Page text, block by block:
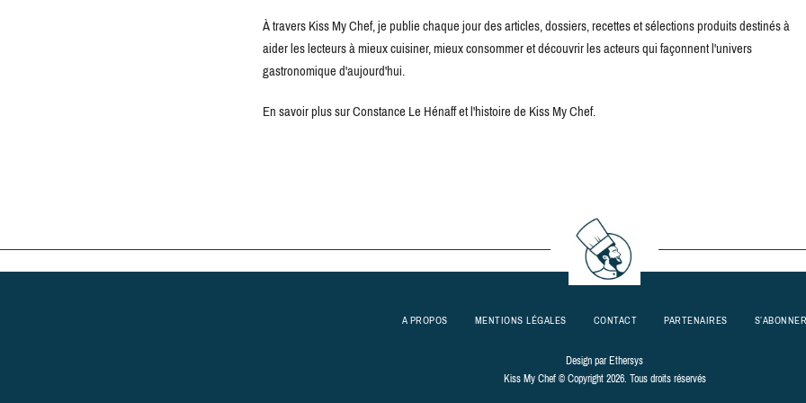
À travers Kiss My Chef, je publie chaque jour des articles, dossiers, recettes et sélections produits destinés à
aider les lecteurs à mieux cuisiner, mieux consommer et découvrir les acteurs qui façonnent l'univers
gastronomique d'aujourd'hui.
En savoir plus sur Constance Le Hénaff et l'histoire de Kiss My Chef.
A PROPOS MENTIONS LÉGALES CONTACT PARTENAIRES
Design parEthersys
Kiss My Chef © Copyright 2026. Tous droits réservés